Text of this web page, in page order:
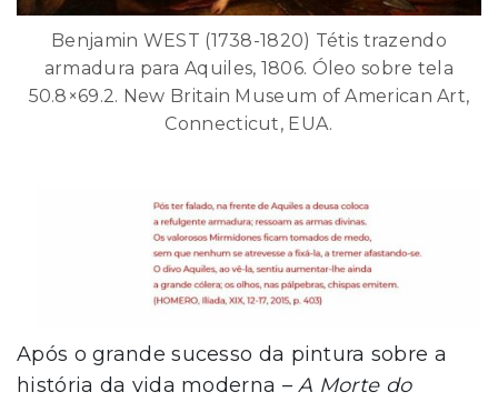
Benjamin WEST (1738-1820) Tétis trazendo
armadura para Aquiles, 1806. Óleo sobre tela
50.8×69.2. New Britain Museum of American Art,
Connecticut, EUA.
Após o grande sucesso da pintura sobre a
história da vida moderna –A Morte do